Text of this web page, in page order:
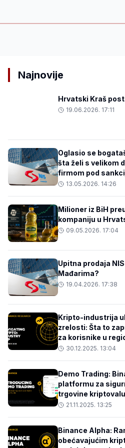
Najnovije
Hrvatski Kraš
19.06.2026. 17:11
Oglasio se
šta želi s velikom
firmom pod
13.05.2026. 14:26
Milioner iz BiH
kompaniju u
09.05.2026. 17:04
Upitna prodaja
Mađarima?
19.04.2026. 17:38
Kripto-industrija
zrelosti: Šta to
za korisnike u
30.12.2025. 13:04
Demo Trading:
platformu za
trgovine
21.11.2025. 13:25
Binance Alpha:
obećavajućim